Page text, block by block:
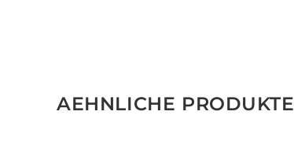
AEHNLICHE PRODUKTE